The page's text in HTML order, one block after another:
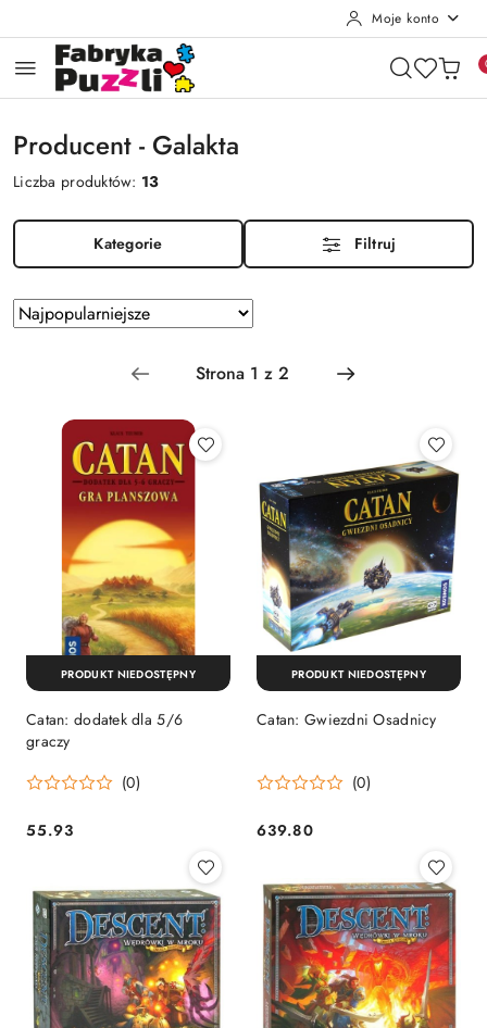
Moje konto
Producent - Galakta
Liczba produktów: 13
Kategorie Filtruj
Zastosowano
sortowanie:
Najpopularniejsze.
Sortuj
według
Catan: dodatek dla 5/6
graczy
(0)
Cena:
55.93
PRODUKT NIEDOSTĘPNY
Catan: Gwiezdni Osadnicy
(0)
Cena:
639.80
PRODUKT NIEDOSTĘPNY